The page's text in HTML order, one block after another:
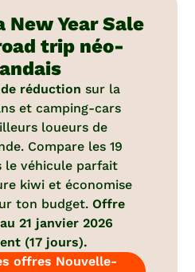
Year Sale
trip néo-
réduction sur la
et camping-cars
loueurs de
Compare les 19
le véhicule parfait
kiwi et économise
ton budget.Offre
21 janvier 2026
(17 jours).
offres Nouvelle-